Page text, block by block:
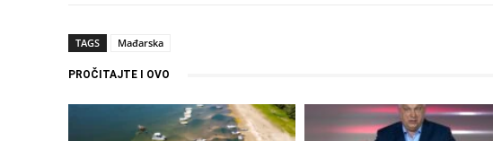
TAGS Mađarska
PROČITAJTE I OVO